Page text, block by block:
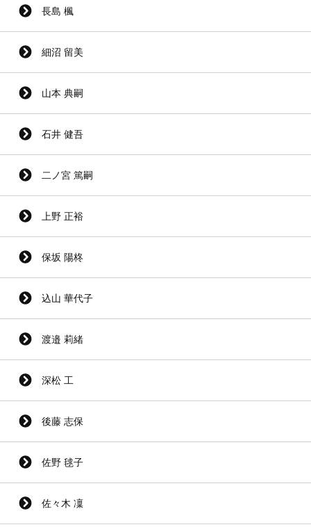
長島 楓
細沼 留美
山本 典嗣
石井 健吾
二ノ宮 篤嗣
上野 正裕
保坂 陽柊
込山 華代子
渡邉 莉緒
深松 工
後藤 志保
佐野 毬子
佐々木 凜